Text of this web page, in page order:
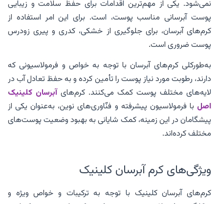
نمی‌شود. یکی از مهم‌ترین اقدامات برای حفظ سلامت و زیبایی
پوست آبرسانی مناسب پوست، است. برای این امر استفاده از
کرم‌های آبرسان، برای جلوگیری از خشکی، کدری و پیری زودرس
پوست ضروری است.
به‌طورکلی کرم‌های آبرسان با توجه به خواص و فرمولاسیونی که
دارند، رطوبت مورد نیاز پوست را تأمین کرده و به حفظ تعادل آب در
لایه‌های مختلف پوست کمک می‌کنند. کرم‌هایآبرسان کلینیک
اصل با فرمولاسیون پیشرفته و فنّاوری‌های نوین، به‌عنوان یکی از
پیشگامان در این زمینه، کمک شایانی به بهبود وضعیت پوست‌های
مختلف کرده‌اند.
ویژگی‌های کرم آبرسان کلینیک
کرم‌های آبرسان کلینیک با توجه به ترکیبات و خواص ویژه و